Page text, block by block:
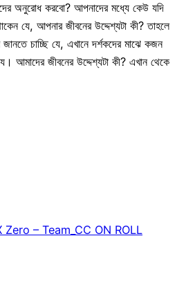
অনুরোধ করবো? আপনাদের মধ্যে কেউ যদি
যে, আপনার জীবনের উদ্দেশ্যটা কী? তাহলে
চাচ্ছি যে, এখানে দর্শকদের মাঝে কজন
আমাদের জীবনের উদ্দেশ্যটা কী? এখান থেকে
– Team_CC ON ROLL